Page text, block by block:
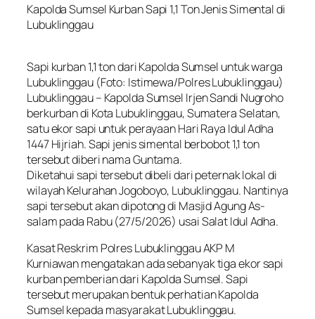
Kapolda Sumsel Kurban Sapi 1,1 Ton Jenis Simental di
Lubuklinggau
Sapi kurban 1,1 ton dari Kapolda Sumsel untuk warga
Lubuklinggau (Foto: Istimewa/Polres Lubuklinggau)
Lubuklinggau – Kapolda Sumsel Irjen Sandi Nugroho
berkurban di Kota Lubuklinggau, Sumatera Selatan,
satu ekor sapi untuk perayaan Hari Raya Idul Adha
1447 Hijriah. Sapi jenis simental berbobot 1,1 ton
tersebut diberi nama Guntama.
Diketahui sapi tersebut dibeli dari peternak lokal di
wilayah Kelurahan Jogoboyo, Lubuklinggau. Nantinya
sapi tersebut akan dipotong di Masjid Agung As-
salam pada Rabu (27/5/2026) usai Salat Idul Adha.
Kasat Reskrim Polres Lubuklinggau AKP M
Kurniawan mengatakan ada sebanyak tiga ekor sapi
kurban pemberian dari Kapolda Sumsel. Sapi
tersebut merupakan bentuk perhatian Kapolda
Sumsel kepada masyarakat Lubuklinggau.